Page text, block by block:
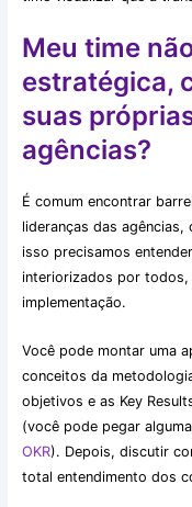
Meu time
estratégica,
suas
agências?
É comum encontrar
lideranças das
isso precisamos
interiorizados por todos,
implementação.
Você pode montar uma
conceitos da
objetivos e as Key
(você pode pegar
OKR). Depois, discutir
total entendimento dos